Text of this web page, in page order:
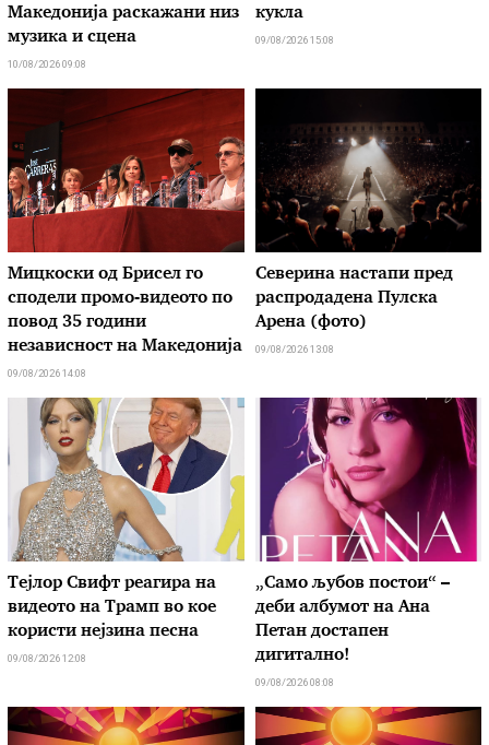
Македонија раскажани низ
музика и сцена
10/08/2026 09:08
кукла
09/08/2026 15:08
Мицкоски од Брисел го
сподели промо-видеото по
повод 35 години
независност на Македонија
09/08/2026 14:08
Северина настапи пред
распродадена Пулска
Арена (фото)
09/08/2026 13:08
Тејлор Свифт реагира на
видеото на Трамп во кое
користи нејзина песна
09/08/2026 12:08
„Само љубов постои“ –
деби албумот на Ана
Петан достапен
дигитално!
09/08/2026 08:08